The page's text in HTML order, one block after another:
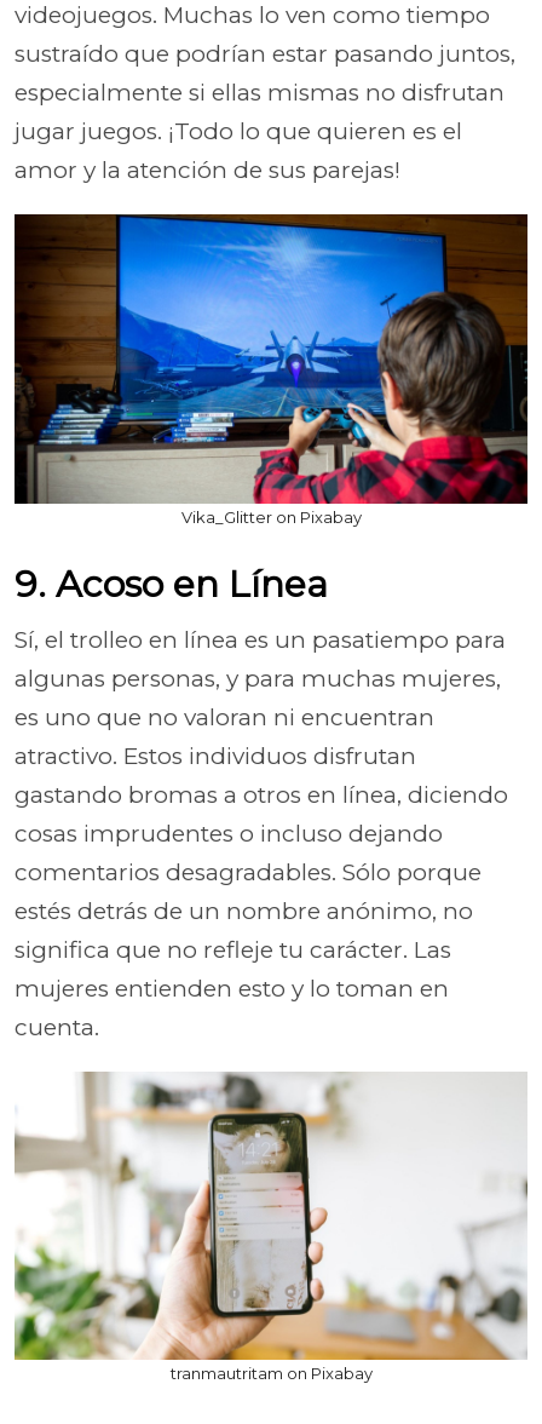
videojuegos. Muchas lo ven como tiempo
sustraído que podrían estar pasando juntos,
especialmente si ellas mismas no disfrutan
jugar juegos. ¡Todo lo que quieren es el
amor y la atención de sus parejas!
Vika_Glitter on Pixabay
9. Acoso en Línea
Sí, el trolleo en línea es un pasatiempo para
algunas personas, y para muchas mujeres,
es uno que no valoran ni encuentran
atractivo. Estos individuos disfrutan
gastando bromas a otros en línea, diciendo
cosas imprudentes o incluso dejando
comentarios desagradables. Sólo porque
estés detrás de un nombre anónimo, no
significa que no refleje tu carácter. Las
mujeres entienden esto y lo toman en
cuenta.
tranmautritam on Pixabay